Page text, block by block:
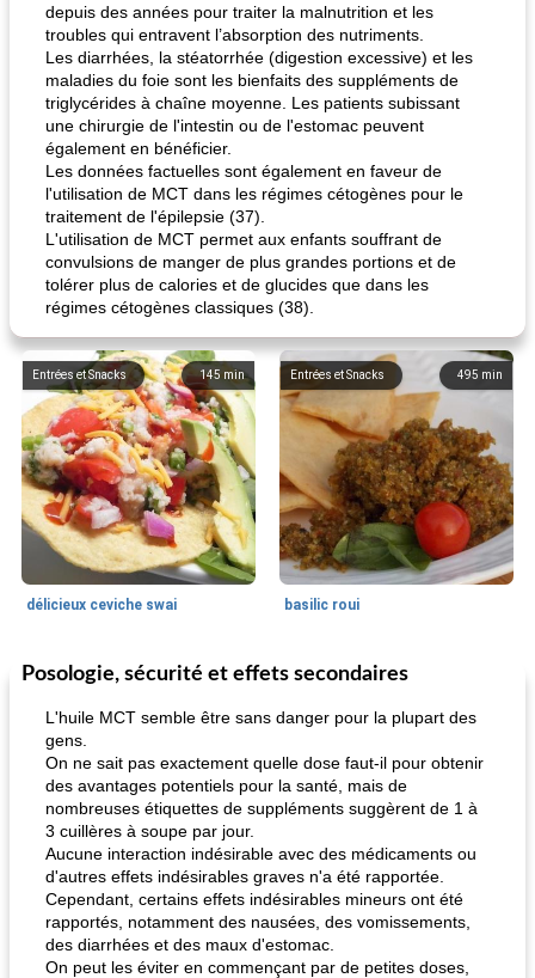
depuis des années pour traiter la malnutrition et les
troubles qui entravent l’absorption des nutriments.
Les diarrhées, la stéatorrhée (digestion excessive) et les
maladies du foie sont les bienfaits des suppléments de
triglycérides à chaîne moyenne. Les patients subissant
une chirurgie de l'intestin ou de l'estomac peuvent
également en bénéficier.
Les données factuelles sont également en faveur de
l'utilisation de MCT dans les régimes cétogènes pour le
traitement de l'épilepsie (37).
L'utilisation de MCT permet aux enfants souffrant de
convulsions de manger de plus grandes portions et de
tolérer plus de calories et de glucides que dans les
régimes cétogènes classiques (38).
145 min
Entrées et Snacks
délicieux ceviche swai
495 min
Entrées et Snacks
basilic roui
65min
Déjeuner / Snacks
pois chiches rôtis aux épices amandes au cheddar rôti
Posologie, sécurité et effets secondaires
L'huile MCT semble être sans danger pour la plupart des
gens.
On ne sait pas exactement quelle dose faut-il pour obtenir
des avantages potentiels pour la santé, mais de
nombreuses étiquettes de suppléments suggèrent de 1 à
3 cuillères à soupe par jour.
Aucune interaction indésirable avec des médicaments ou
d'autres effets indésirables graves n'a été rapportée.
Cependant, certains effets indésirables mineurs ont été
rapportés, notamment des nausées, des vomissements,
des diarrhées et des maux d'estomac.
On peut les éviter en commençant par de petites doses,